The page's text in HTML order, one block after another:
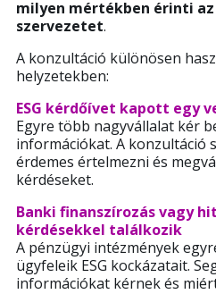
milyen mértékben érinti az
szervezetet.
A konzultáció különösen
helyzetekben:
ESG kérdőívet kapott egy
Egyre több nagyvállalat kér
információkat. A konzultáció
érdemes értelmezni és
kérdéseket.
Banki finanszírozás vagy
kérdésekkel találkozik
A pénzügyi intézmények
ügyfeleik ESG kockázatait.
információkat kérnek és